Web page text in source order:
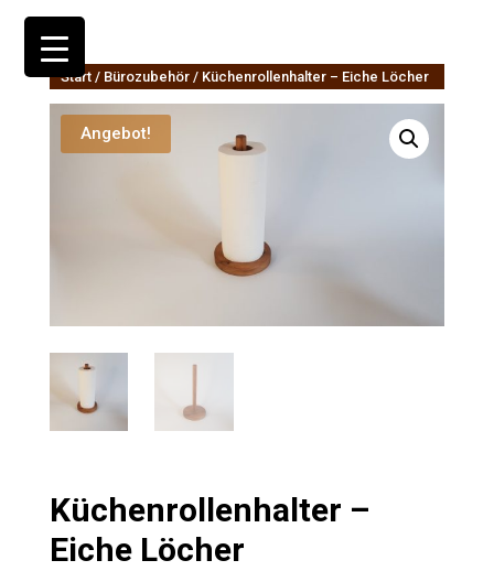
Start/ Bürozubehör/ Küchenrollenhalter – Eiche Löcher
Angebot!
Küchenrollenhalter –
Eiche Löcher